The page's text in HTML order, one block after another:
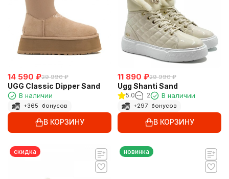
14 590 ₽29 990 ₽
UGG Classic Dipper Sand
В наличии
+365 бонусов
В КОРЗИНУ
11 890 ₽29 990 ₽
Ugg Shanti Sand
5.0 2 В наличии
+297 бонусов
В КОРЗИНУ
скидка новинка